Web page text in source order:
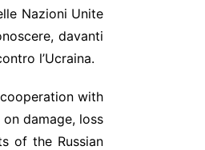
Nazioni Unite
davanti
l’Ucraina.
with
damage, loss
of the Russian